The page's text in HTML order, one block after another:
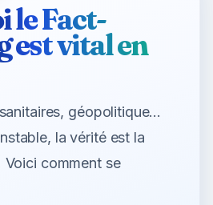
le Fact-
est vital en
géopolitique...
la vérité est la
Voici comment se